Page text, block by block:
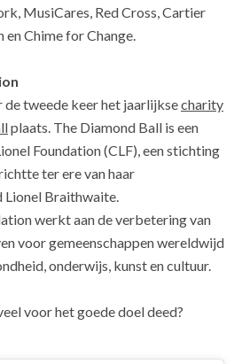
MusiCares, Red Cross, Cartier
en Chime for Change.
tweede keer het jaarlijksecharity
plaats. The Diamond Ball is een
Foundation (CLF), een stichting
ter ere van haar
Lionel Braithwaite.
werkt aan de verbetering van
voor gemeenschappen wereldwijd
onderwijs, kunst en cultuur.
voor het goede doel deed?